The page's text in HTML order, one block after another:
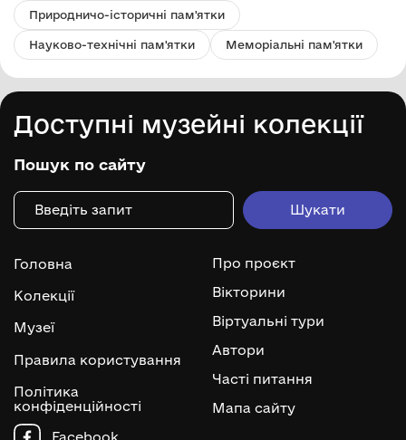
Природничо-історичні пам'ятки
Науково-технічні пам'ятки Меморіальні пам'ятки
Доступні музейні колекції
Пошук по сайту
Головна
Колекції
Музеї
Правила користування
Політика
конфіденційності
Про проєкт
Вікторини
Віртуальні тури
Автори
Часті питання
Мапа сайту
Facebook